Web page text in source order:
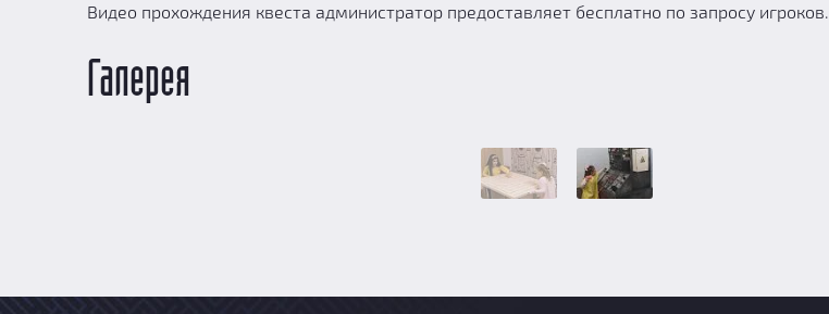
Видео прохождения квеста администратор предоставляет бесплатно по запросу игроков.
Галерея